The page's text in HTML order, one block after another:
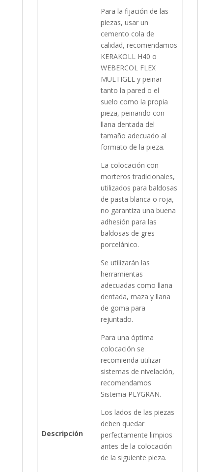
Descripción
Para la fijación de las
piezas, usar un
cemento cola de
calidad, recomendamos
KERAKOLL H40 o
WEBERCOL FLEX
MULTIGEL y peinar
tanto la pared o el
suelo como la propia
pieza, peinando con
llana dentada del
tamaño adecuado al
formato de la pieza.
La colocación con
morteros tradicionales,
utilizados para baldosas
de pasta blanca o roja,
no garantiza una buena
adhesión para las
baldosas de gres
porcelánico.
Se utilizarán las
herramientas
adecuadas como llana
dentada, maza y llana
de goma para
rejuntado.
Para una óptima
colocación se
recomienda utilizar
sistemas de nivelación,
recomendamos
Sistema PEYGRAN.
Los lados de las piezas
deben quedar
perfectamente limpios
antes de la colocación
de la siguiente pieza.